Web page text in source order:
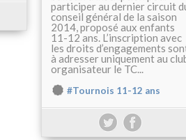
participer au dernier circuit
conseil général de la saison
2014, proposé aux enfants
11-12 ans. L’inscription avec
les droits d’engagements
à adresser uniquement au
organisateur le TC...
#Tournois 11-12 ans